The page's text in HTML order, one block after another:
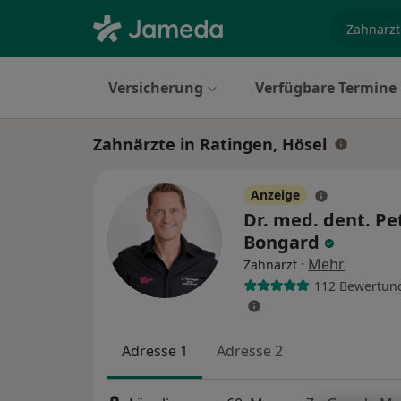
Versicherung Verfügbare Termine
Zahnärzte in Ratingen, Hösel
Anzeige
Dr. med. dent.
Bongard
Zahnarzt · Mehr
112
Adresse 1 Adresse 2